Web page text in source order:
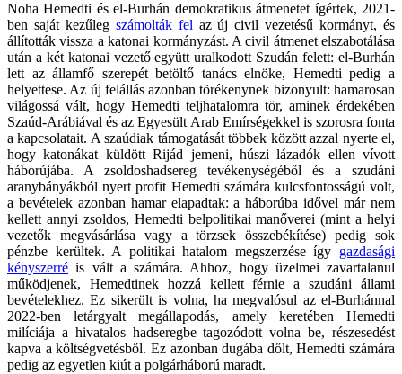
Noha Hemedti és el-Burhán demokratikus átmenetet ígértek, 2021-
ben saját kezűleg számolták fel az új civil vezetésű kormányt, és
állították vissza a katonai kormányzást. A civil átmenet elszabotálása
után a két katonai vezető együtt uralkodott Szudán felett: el-Burhán
lett az államfő szerepét betöltő tanács elnöke, Hemedti pedig a
helyettese. Az új felállás azonban törékenynek bizonyult: hamarosan
világossá vált, hogy Hemedti teljhatalomra tör, aminek érdekében
Szaúd-Arábiával és az Egyesült Arab Emírségekkel is szorosra fonta
a kapcsolatait. A szaúdiak támogatását többek között azzal nyerte el,
hogy katonákat küldött Rijád jemeni, húszi lázadók ellen vívott
háborújába. A zsoldoshadsereg tevékenységéből és a szudáni
aranybányákból nyert profit Hemedti számára kulcsfontosságú volt,
a bevételek azonban hamar elapadtak: a háborúba idővel már nem
kellett annyi zsoldos, Hemedti belpolitikai manőverei (mint a helyi
vezetők megvásárlása vagy a törzsek összebékítése) pedig sok
pénzbe kerültek. A politikai hatalom megszerzése így gazdasági
kényszerré is vált a számára. Ahhoz, hogy üzelmei zavartalanul
működjenek, Hemedtinek hozzá kellett férnie a szudáni állami
bevételekhez. Ez sikerült is volna, ha megvalósul az el-Burhánnal
2022-ben letárgyalt megállapodás, amely keretében Hemedti
milíciája a hivatalos hadseregbe tagozódott volna be, részesedést
kapva a költségvetésből. Ez azonban dugába dőlt, Hemedti számára
pedig az egyetlen kiút a polgárháború maradt.